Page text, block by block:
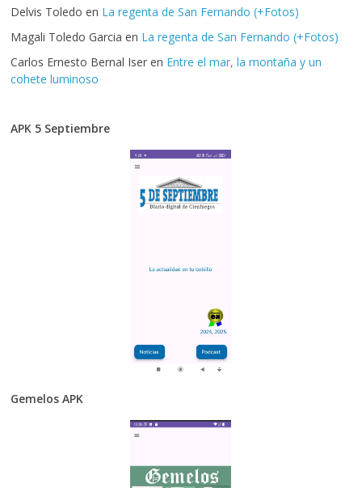
Delvis Toledo en La regenta de San Fernando (+Fotos)
Magali Toledo Garcia en La regenta de San Fernando (+Fotos)
Carlos Ernesto Bernal Iser en Entre el mar, la montaña y un
cohete luminoso
APK 5 Septiembre
Gemelos APK